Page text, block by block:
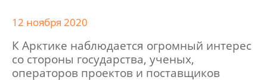
12 ноября 2020
К Арктике наблюдается огромный интерес
со стороны государства, ученых,
операторов проектов и поставщиков